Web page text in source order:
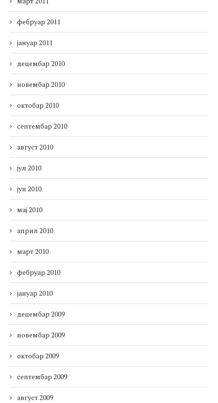
фебруар 2011
јануар 2011
децембар 2010
новембар 2010
октобар 2010
септембар 2010
август 2010
јул 2010
јун 2010
мај 2010
април 2010
март 2010
фебруар 2010
јануар 2010
децембар 2009
новембар 2009
октобар 2009
септембар 2009
август 2009